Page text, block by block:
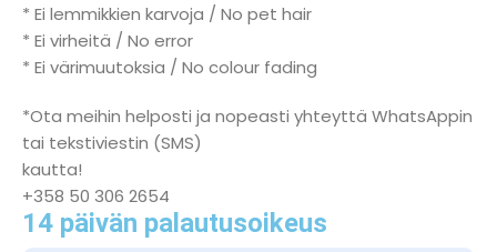
* Ei lemmikkien karvoja / No pet hair
* Ei virheitä / No error
* Ei värimuutoksia / No colour fading
*Ota meihin helposti ja nopeasti yhteyttä WhatsAppin
tai tekstiviestin (SMS)
kautta!
+358 50 306 2654
14 päivän palautusoikeus